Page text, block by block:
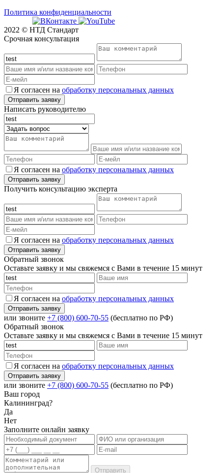
Политика конфиденциальности
2022 © НТД Стандарт
Срочная консультация
Я согласен на обработку персональных данных
Написать руководителю
Я согласен на обработку персональных данных
Получить консультацию эксперта
Я согласен на обработку персональных данных
Обратный звонок
Оставьте заявку и мы свяжемся с Вами в течение 15 минут
Я согласен на обработку персональных данных
или звоните +7 (800) 600-70-55 (бесплатно по РФ)
Обратный звонок
Оставьте заявку и мы свяжемся с Вами в течение 15 минут
Я согласен на обработку персональных данных
или звоните +7 (800) 600-70-55 (бесплатно по РФ)
Ваш город
Калининград?
Да
Нет
Заполните онлайн заявку
Отправить